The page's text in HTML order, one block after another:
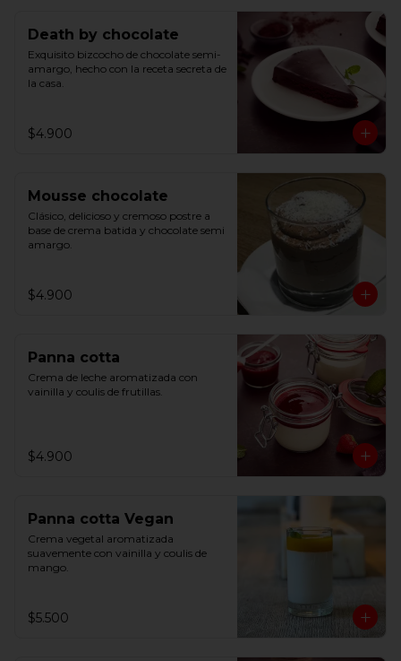
Death by chocolate
Exquisito bizcocho de chocolate semi-
amargo, hecho con la receta secreta de
la casa.
$4.900
Mousse chocolate
Clásico, delicioso y cremoso postre a
base de crema batida y chocolate semi
amargo.
$4.900
Panna cotta
Crema de leche aromatizada con
vainilla y coulis de frutillas.
$4.900
Panna cotta Vegan
Crema vegetal aromatizada
suavemente con vainilla y coulis de
mango.
$5.500